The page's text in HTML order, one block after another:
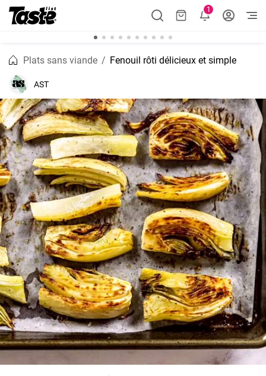
1
Plats sans viande Fenouil rôti délicieux et simple
AST